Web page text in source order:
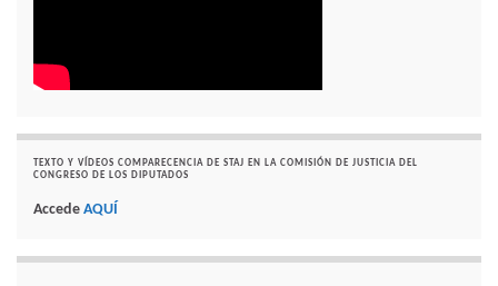
TEXTO Y VÍDEOS COMPARECENCIA DE STAJ EN LA COMISIÓN DE JUSTICIA DEL
CONGRESO DE LOS DIPUTADOS
Accede AQUÍ